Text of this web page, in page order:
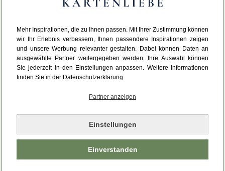
Mehr Inspirationen, die zu Ihnen passen. Mit Ihrer Zustimmung können
wir Ihr Erlebnis verbessern, Ihnen passendere Inspirationen zeigen
und unsere Werbung relevanter gestalten. Dabei können Daten an
ausgewählte Partner weitergegeben werden. Ihre Auswahl können
Sie jederzeit in den Einstellungen anpassen. Weitere Informationen
finden Sie in der Datenschutzerklärung.
Partner anzeigen
Einstellungen
Einverstanden
Da ist etwas schiefgelaufen.
Leider ist ein technischer Fehler aufgetreten.
Bitte laden Sie die Seite neu.